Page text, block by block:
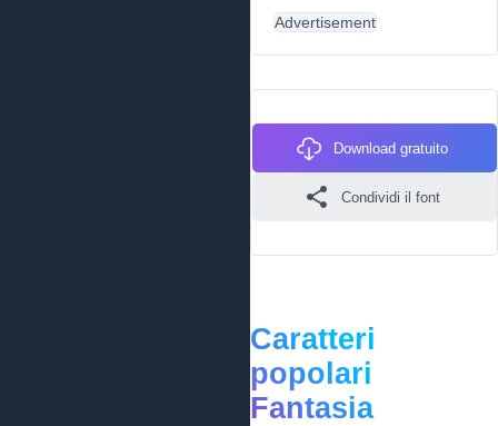
Advertisement
Download gratuito
Condividi il font
Caratteri
popolari
Fantasia